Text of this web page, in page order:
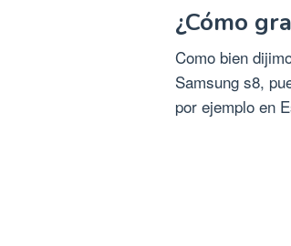
¿Cómo
Como bien
Samsung s8,
por ejemplo en